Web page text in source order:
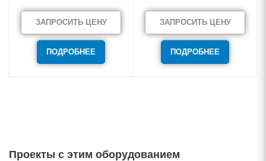
ЗАПРОСИТЬ ЦЕНУ
ПОДРОБНЕЕ
ЗАПРОСИТЬ ЦЕНУ
ПОДРОБНЕЕ
Проекты с этим оборудованием